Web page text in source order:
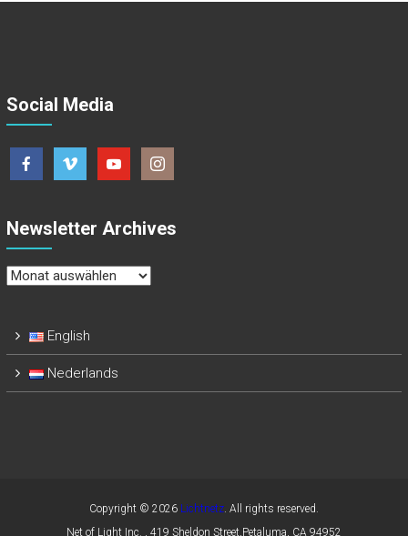
Social Media
Newsletter Archives
Newsletter
English
Nederlands
Copyright © 2026 Lichtnetz. All rights reserved.
Net of Light Inc. , 419 Sheldon Street,Petaluma, CA 94952